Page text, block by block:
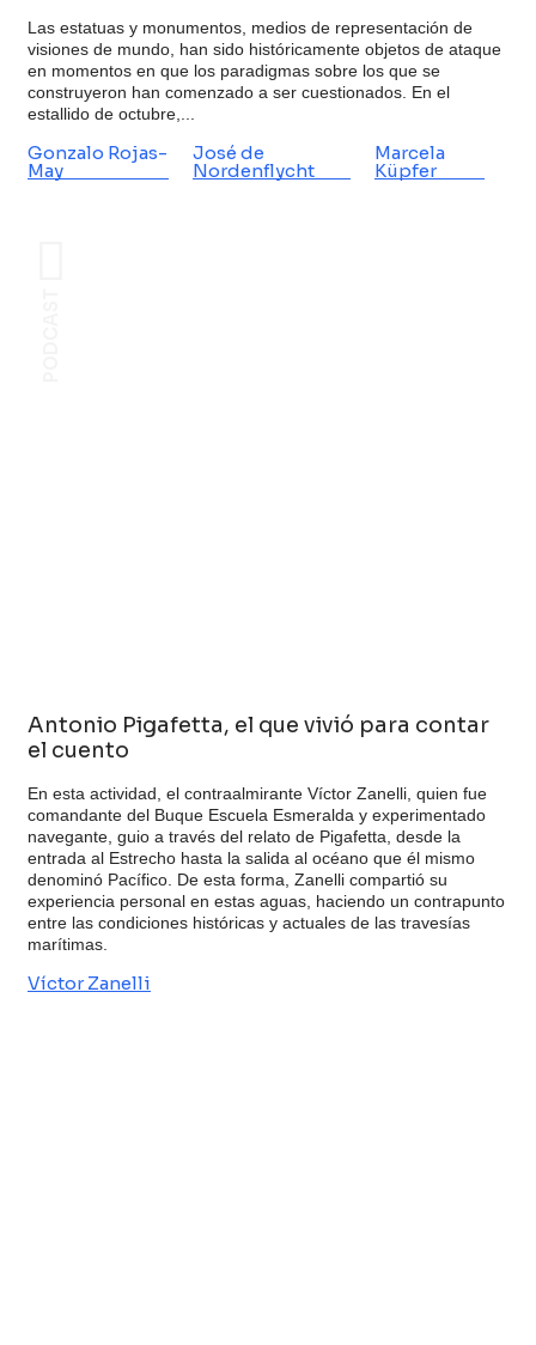
Las estatuas y monumentos, medios de representación de
visiones de mundo, han sido históricamente objetos de ataque
en momentos en que los paradigmas sobre los que se
construyeron han comenzado a ser cuestionados. En el
estallido de octubre,...
Gonzalo Rojas-
May
José de
Nordenflycht
Marcela
Küpfer
Antonio Pigafetta, el que vivió para contar
el cuento
En esta actividad, el contraalmirante Víctor Zanelli, quien fue
comandante del Buque Escuela Esmeralda y experimentado
navegante, guio a través del relato de Pigafetta, desde la
entrada al Estrecho hasta la salida al océano que él mismo
denominó Pacífico. De esta forma, Zanelli compartió su
experiencia personal en estas aguas, haciendo un contrapunto
entre las condiciones históricas y actuales de las travesías
marítimas.
Víctor Zanelli